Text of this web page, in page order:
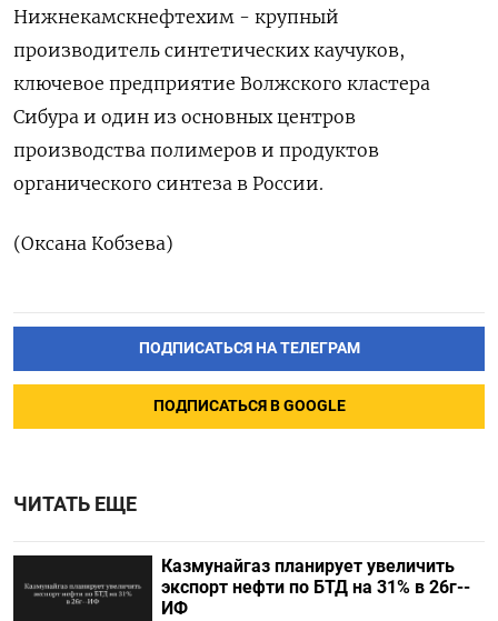
Нижнекамскнефтехим - крупный
производитель ​синтетических каучуков,
ключевое ⁠предприятие Волжского кластера
Сибура ‌и один из основных ‌центров
производства полимеров и ​продуктов
органического синтеза в ‌России.
(Оксана Кобзева)
ПОДПИСАТЬСЯ НА ТЕЛЕГРАМ
ПОДПИСАТЬСЯ В GOOGLE
ЧИТАТЬ ЕЩЕ
Казмунайгаз планирует увеличить
экспорт нефти по БТД на 31% в 26г--
ИФ